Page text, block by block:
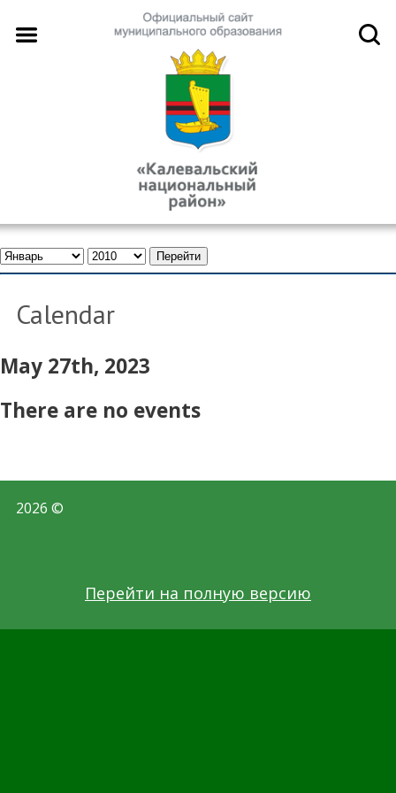
Calendar
May 27th, 2023
There are no events
2026 ©
Перейти на полную версию